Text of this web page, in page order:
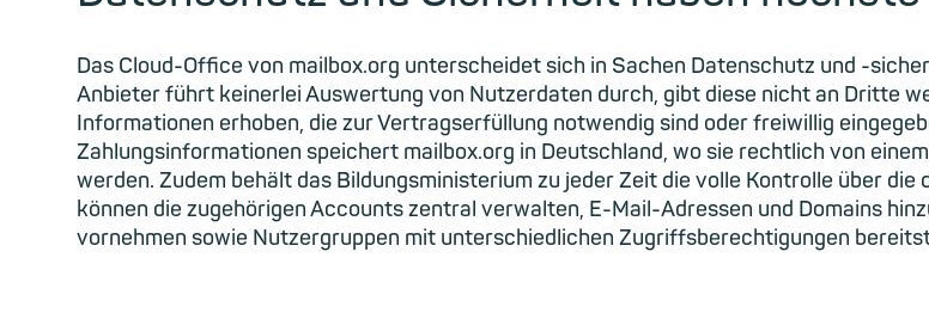
Das Cloud-Office von mailbox.org unterscheidet sich in Sachen Datenschutz und -
Anbieter führt keinerlei Auswertung von Nutzerdaten durch, gibt diese nicht an Dritte
Informationen erhoben, die zur Vertragserfüllung notwendig sind oder freiwillig
Zahlungsinformationen speichert mailbox.org in Deutschland, wo sie rechtlich von
werden. Zudem behält das Bildungsministerium zu jeder Zeit die volle Kontrolle über
können die zugehörigen Accounts zentral verwalten, E-Mail-Adressen und Domains
vornehmen sowie Nutzergruppen mit unterschiedlichen Zugriffsberechtigungen